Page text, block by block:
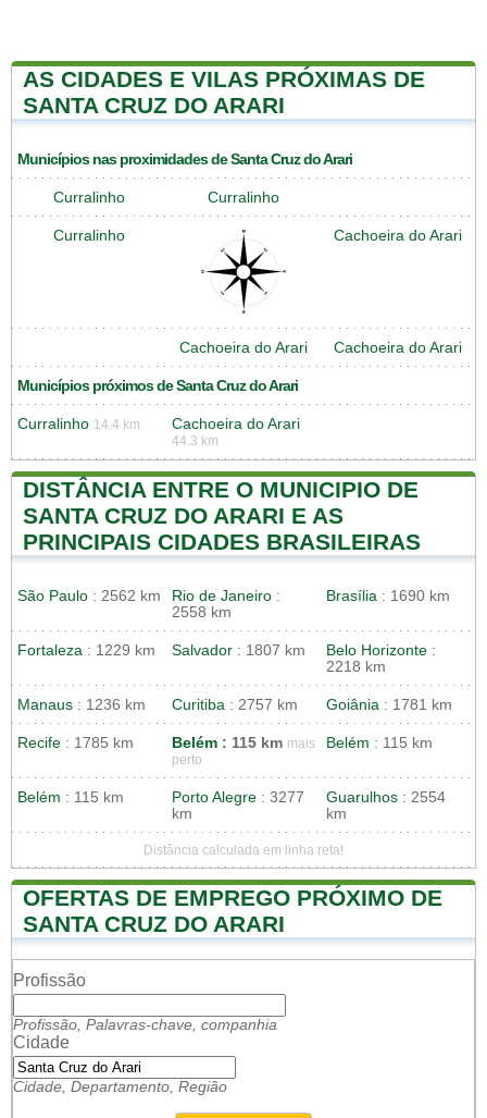
AS CIDADES E VILAS PRÓXIMAS DE
SANTA CRUZ DO ARARI
Municípios nas proximidades de Santa Cruz do Arari
Curralinho Curralinho
Curralinho Cachoeira do Arari
Cachoeira do Arari Cachoeira do Arari
Municípios próximos de Santa Cruz do Arari
Curralinho 14.4 km Cachoeira do Arari
44.3 km
DISTÂNCIA ENTRE O MUNICIPIO DE
SANTA CRUZ DO ARARI E AS
PRINCIPAIS CIDADES BRASILEIRAS
São Paulo : 2562 km Rio de Janeiro :
2558 km
Brasília : 1690 km
Fortaleza : 1229 km Salvador : 1807 km Belo Horizonte :
2218 km
Manaus : 1236 km Curitiba : 2757 km Goiânia : 1781 km
Recife : 1785 km Belém : 115 km mais
perto
Belém : 115 km
Belém : 115 km Porto Alegre : 3277
km
Guarulhos : 2554
km
Distância calculada em linha reta!
OFERTAS DE EMPREGO PRÓXIMO DE
SANTA CRUZ DO ARARI
Profissão
Profissão, Palavras-chave, companhia
Cidade
Cidade, Departamento, Região